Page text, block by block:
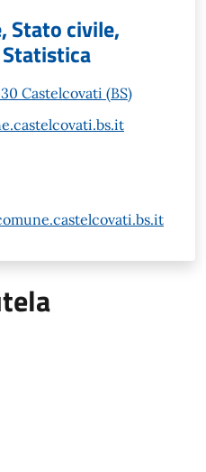
Stato civile,
Castelcovati (BS)